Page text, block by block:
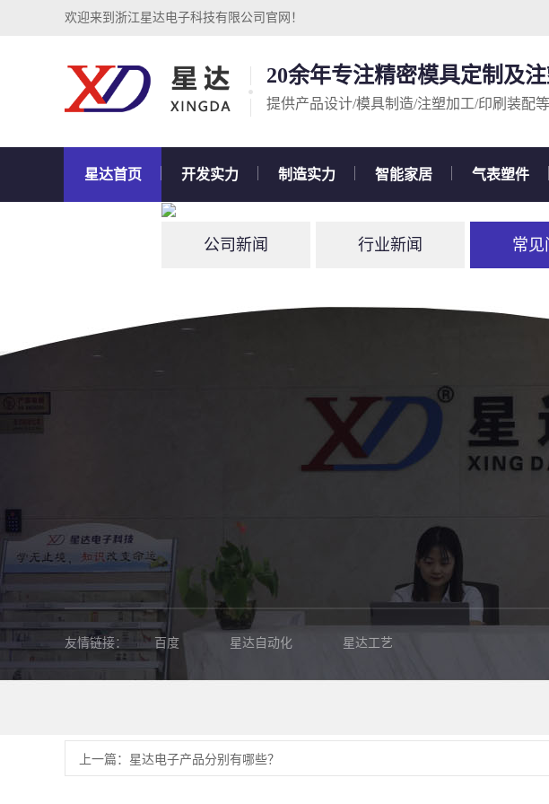
欢迎来到浙江星达电子科技有限公司官网！
20余年专注精密模具定制及
提供产品设计/模具制造/注塑加工/印刷装配
星达首页 开发实力 制造实力 智能家居 气表塑件
公司新闻 行业新闻 常见
常见问题
发布时间：
是的，您可以详细描述您对产品的要求，发邮件至xd@xingdachina.com，或拨打我
上一篇：星达电子产品分别有哪些？
友情链接： 百度 星达自动化 星达工艺